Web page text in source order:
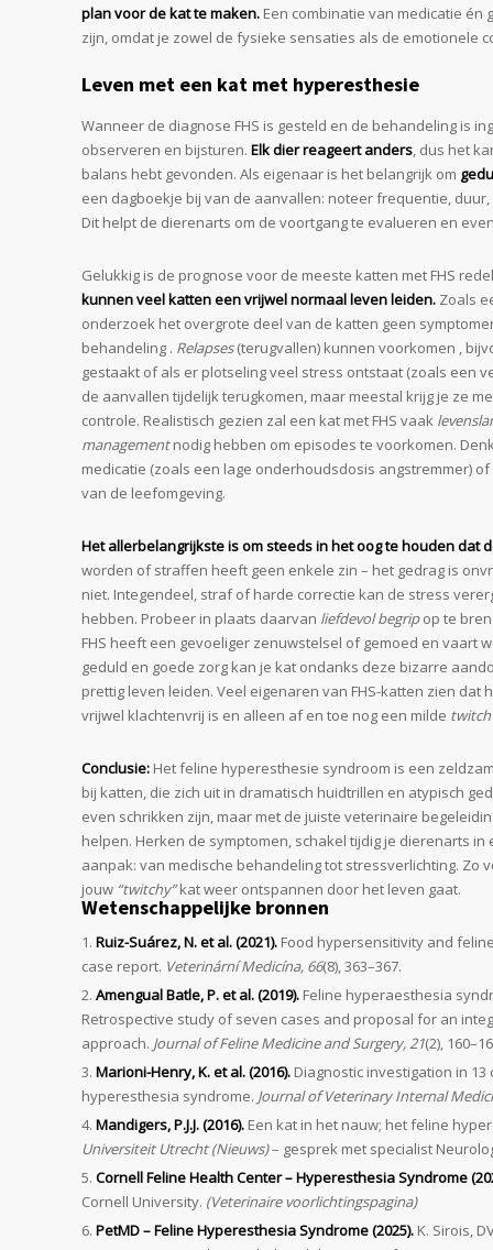
plan voor de kat te maken. Een combinatie van medicatie
zijn, omdat je zowel de fysieke sensaties als de emotionele
Leven met een kat met hyperesthesie
Wanneer de diagnose FHS is gesteld en de behandeling is
observeren en bijsturen. Elk dier reageert anders, dus het
balans hebt gevonden. Als eigenaar is het belangrijk om
een dagboekje bij van de aanvallen: noteer frequentie,
Dit helpt de dierenarts om de voortgang te evalueren en
Gelukkig is de prognose voor de meeste katten met FHS
kunnen veel katten een vrijwel normaal leven leiden. Zoals
onderzoek het overgrote deel van de katten geen
behandeling . Relapses(terugvallen) kunnen voorkomen ,
gestaakt of als er plotseling veel stress ontstaat (zoals een
de aanvallen tijdelijk terugkomen, maar meestal krijg je ze
controle. Realistisch gezien zal een kat met FHS vaak
managementnodig hebben om episodes te voorkomen.
medicatie (zoals een lage onderhoudsdosis angstremmer)
van de leefomgeving.
Het allerbelangrijkste is om steeds in het oog te houden dat
worden of straffen heeft geen enkele zin – het gedrag is
niet. Integendeel, straf of harde correctie kan de stress
hebben. Probeer in plaats daarvan liefdevol begripop te
FHS heeft een gevoeliger zenuwstelsel of gemoed en vaart
geduld en goede zorg kan je kat ondanks deze bizarre
prettig leven leiden. Veel eigenaren van FHS-katten zien dat
vrijwel klachtenvrij is en alleen af en toe nog een milde twitch
Conclusie: Het feline hyperesthesie syndroom is een
bij katten, die zich uit in dramatisch huidtrillen en atypisch
even schrikken zijn, maar met de juiste veterinaire
helpen. Herken de symptomen, schakel tijdig je dierenarts
aanpak: van medische behandeling tot stressverlichting. Zo
jouw “twitchy”kat weer ontspannen door het leven gaat.
Wetenschappelijke bronnen
Ruiz-Suárez, N. et al. (2021). Food hypersensitivity and
case report. Veterinární Medicína, 66(8), 363–367.
Amengual Batle, P. et al. (2019). Feline hyperaesthesia
Retrospective study of seven cases and proposal for an
approach. Journal of Feline Medicine and Surgery, 21(2),
Marioni-Henry, K. et al. (2016). Diagnostic investigation in
hyperesthesia syndrome. Journal of Veterinary Internal
Mandigers, P.J.J. (2016). Een kat in het nauw; het feline
Universiteit Utrecht (Nieuws)– gesprek met specialist
Cornell Feline Health Center – Hyperesthesia Syndrome
Cornell University. (Veterinaire voorlichtingspagina)
PetMD – Feline Hyperesthesia Syndrome (2025). K. Sirois,